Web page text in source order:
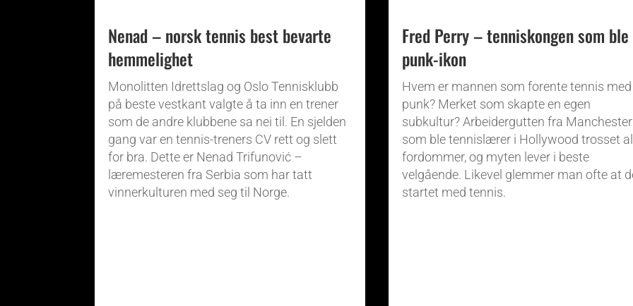
Nenad – norsk tennis best bevarte
hemmelighet
Monolitten Idrettslag og Oslo Tennisklubb
på beste vestkant valgte å ta inn en trener
som de andre klubbene sa nei til. En sjelden
gang var en tennis-treners CV rett og slett
for bra. Dette er Nenad Trifunović –
læremesteren fra Serbia som har tatt
vinnerkulturen med seg til Norge.
Fred Perry – tenniskongen som ble
punk-ikon
Hvem er mannen som forente tennis med
punk? Merket som skapte en egen
subkultur? Arbeidergutten fra Manchester
som ble tennislærer i Hollywood trosset
fordommer, og myten lever i beste
velgående. Likevel glemmer man ofte at
startet med tennis.